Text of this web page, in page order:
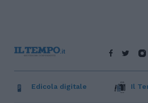
Edicola digitale Il